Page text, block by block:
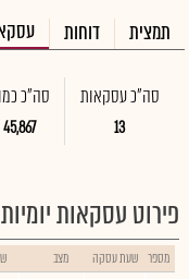
תמצית דוחות
סה"כ עסקאות
13
סה"כ
45,867
פירוט עסקאות יומיות
מספר שעת עסקה מצב